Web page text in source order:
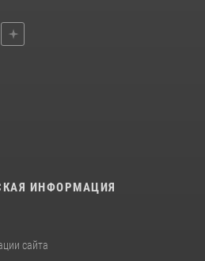
ИНФОРМАЦИЯ
сайта